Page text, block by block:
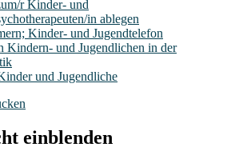
r Kinder- und
in ablegen
Kinder- und Jugendtelefon
Kindern- und Jugendlichen in der
und Jugendliche
einblenden